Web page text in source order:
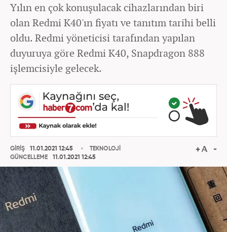
Yılın en çok konuşulacak cihazlarından biri
olan Redmi K40'ın fiyatı ve tanıtım tarihi belli
oldu. Redmi yöneticisi tarafından yapılan
duyuruya göre Redmi K40, Snapdragon 888
işlemcisiyle gelecek.
GİRİŞ
11.01.2021 12:45
GÜNCELLEME
11.01.2021 12:45
TEKNOLOJİ